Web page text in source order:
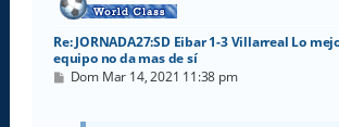
Re: JORNADA27:SD Eibar 1-3 Villarreal Lo
equipo no da mas de sí
M
Dom Mar 14, 2021 11:38 pm